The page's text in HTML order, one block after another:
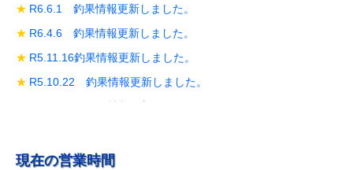
R6.6.1 釣果情報更新しました。
R6.4.6 釣果情報更新しました。
R5.11.16釣果情報更新しました。
R5.10.22 釣果情報更新しました。
R5.9.28 釣果情報更新しました。
現在の営業時間